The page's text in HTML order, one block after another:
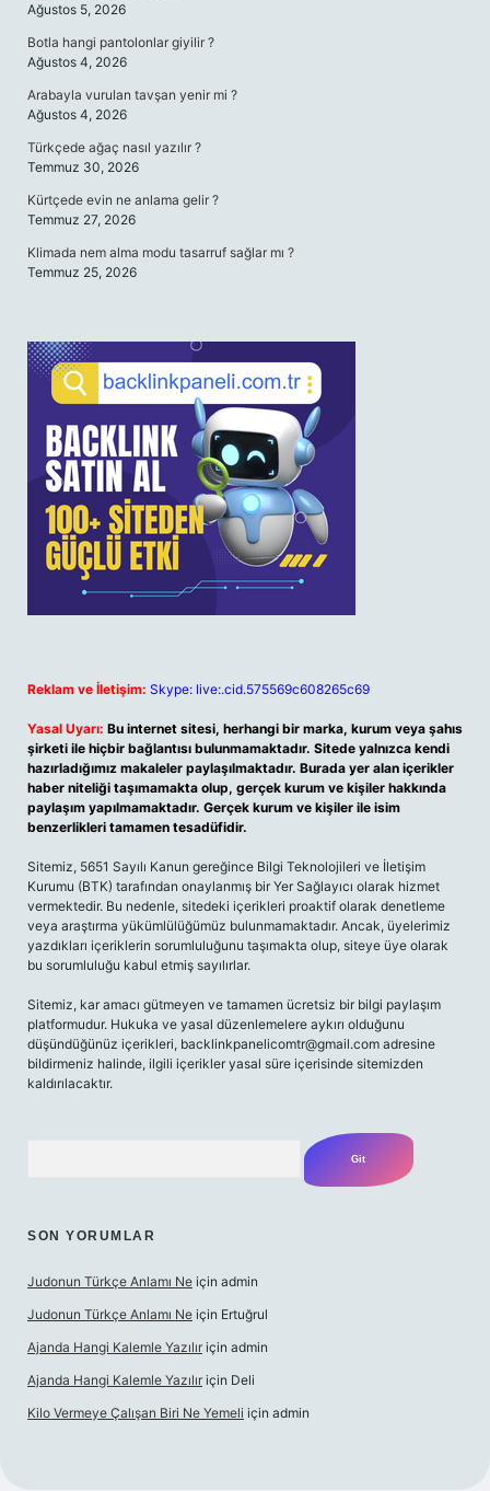
Ağustos 5, 2026
Botla hangi pantolonlar giyilir ?
Ağustos 4, 2026
Arabayla vurulan tavşan yenir mi ?
Ağustos 4, 2026
Türkçede ağaç nasıl yazılır ?
Temmuz 30, 2026
Kürtçede evin ne anlama gelir ?
Temmuz 27, 2026
Klimada nem alma modu tasarruf sağlar mı ?
Temmuz 25, 2026
Reklam ve İletişim: Skype: live:.cid.575569c608265c69
Yasal Uyarı: Bu internet sitesi, herhangi bir marka, kurum veya şahıs
şirketi ile hiçbir bağlantısı bulunmamaktadır. Sitede yalnızca kendi
hazırladığımız makaleler paylaşılmaktadır. Burada yer alan içerikler
haber niteliği taşımamakta olup, gerçek kurum ve kişiler hakkında
paylaşım yapılmamaktadır. Gerçek kurum ve kişiler ile isim
benzerlikleri tamamen tesadüfidir.
Sitemiz, 5651 Sayılı Kanun gereğince Bilgi Teknolojileri ve İletişim
Kurumu (BTK) tarafından onaylanmış bir Yer Sağlayıcı olarak hizmet
vermektedir. Bu nedenle, sitedeki içerikleri proaktif olarak denetleme
veya araştırma yükümlülüğümüz bulunmamaktadır. Ancak, üyelerimiz
yazdıkları içeriklerin sorumluluğunu taşımakta olup, siteye üye olarak
bu sorumluluğu kabul etmiş sayılırlar.
Sitemiz, kar amacı gütmeyen ve tamamen ücretsiz bir bilgi paylaşım
platformudur. Hukuka ve yasal düzenlemelere aykırı olduğunu
düşündüğünüz içerikleri, backlinkpanelicomtr@gmail.com adresine
bildirmeniz halinde, ilgili içerikler yasal süre içerisinde sitemizden
kaldırılacaktır.
SON YORUMLAR
Judonun Türkçe Anlamı Ne için admin
Judonun Türkçe Anlamı Ne için Ertuğrul
Ajanda Hangi Kalemle Yazılır için admin
Ajanda Hangi Kalemle Yazılır için Deli
Kilo Vermeye Çalışan Biri Ne Yemeli için admin